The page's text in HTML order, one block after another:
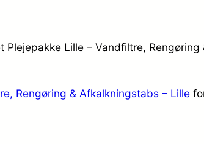
Lille – Vandfiltre,
Rengøring & Afkalkningstabs – Lille